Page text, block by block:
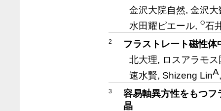
金沢大院自然, 金沢大
水田耀ピエール, ○石
2
フラストレート磁性
北大理, ロスアラモス
速水賢, Shizeng LinA
3
容易軸異方性をもつ
晶